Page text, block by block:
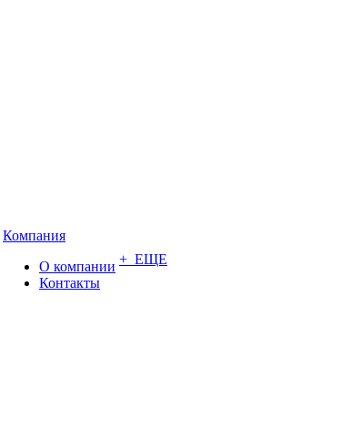
Компания
О компании
Контакты
+ ЕЩЕ